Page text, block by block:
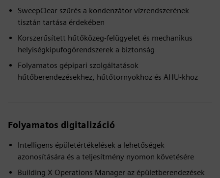
SweepClear szűrés a kondenzátor vízrendszerének
tisztán tartása érdekében
Korszerűsített hűtőközeg-felügyelet és mechanikus
helyiségkipufogórendszerek a biztonság
Folyamatos gépipari szolgáltatások
hűtőberendezésekhez, hűtőtornyokhoz és AHU-khoz
Folyamatos digitalizáció
Intelligens épületértékelések a lehetőségek
azonosítására és a teljesítmény nyomon követésére
Building X Operations Manager az épületberendezések